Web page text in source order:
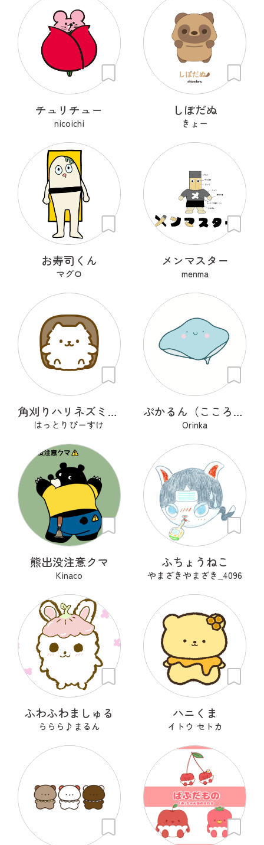
チュリチュー
nicoichi
しぽだぬ
きょー
お寿司くん
マグロ
メンマスター
menma
角刈りハリネズミくん
はっとりぴーすけ
ぷかるん（こころの海を旅するエイ）
Orinka
熊出没注意クマ
Kinaco
ふちょうねこ
やまざきやまざき‗4096
ふわふわましゅる
ららら♪まるん
ハニくま
イトウ セトカ